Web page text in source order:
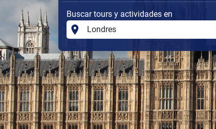
Buscar tours y actividades en